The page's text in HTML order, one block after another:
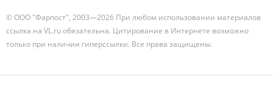
© ООО "Фарпост", 2003—2026 При любом использовании материалов
ссылка на VL.ru обязательна. Цитирование в Интернете возможно
только при наличии гиперссылки. Все права защищены.